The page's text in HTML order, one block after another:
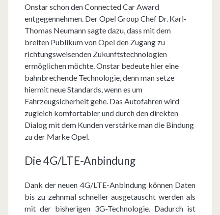
Onstar schon den Connected Car Award
entgegennehmen. Der Opel Group Chef Dr. Karl-
Thomas Neumann sagte dazu, dass mit dem
breiten Publikum von Opel den Zugang zu
richtungsweisenden Zukunftstechnologien
ermöglichen möchte. Onstar bedeute hier eine
bahnbrechende Technologie, denn man setze
hiermit neue Standards, wenn es um
Fahrzeugsicherheit gehe. Das Autofahren wird
zugleich komfortabler und durch den direkten
Dialog mit dem Kunden verstärke man die Bindung
zu der Marke Opel.
Die 4G/LTE-Anbindung
Dank der neuen 4G/LTE-Anbindung können Daten
bis zu zehnmal schneller ausgetauscht werden als
mit der bisherigen 3G-Technologie. Dadurch ist